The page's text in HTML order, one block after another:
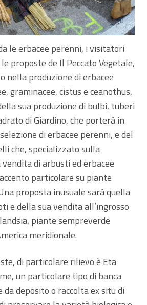
le erbacee perenni, i visitatori
proposte de Il Peccato Vegetale,
nella produzione di erbacee
graminacee, cistus e ceanothus,
sua produzione di bulbi, tuberi
di Giardino, che porterà in
di erbacee perenni, e del
che, specializzato sulla
di arbusti ed erbacee
particolare su piante
proposta inusuale sarà quella
e della sua vendita all’ingrosso
piante sempreverde
meridionale.
di particolare rilievo è Eta
un particolare tipo di banca
da deposito o raccolta ex situ di